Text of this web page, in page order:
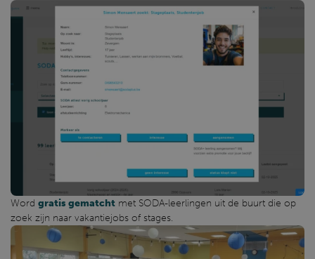
Word gratis gematcht met SODA-leerlingen uit de buurt die op
zoek zijn naar vakantiejobs of stages.